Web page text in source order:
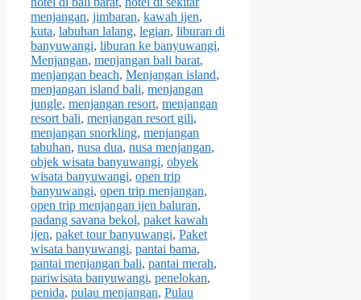
menjangan, jimbaran, kawah ijen,
kuta, labuhan lalang, legian, liburan di
banyuwangi, liburan ke banyuwangi,
Menjangan, menjangan bali barat,
menjangan beach, Menjangan island,
menjangan island bali, menjangan
jungle, menjangan resort, menjangan
resort bali, menjangan resort gili,
menjangan snorkling, menjangan
tabuhan, nusa dua, nusa menjangan,
objek wisata banyuwangi, obyek
wisata banyuwangi, open trip
banyuwangi, open trip menjangan,
open trip menjangan ijen baluran,
padang savana bekol, paket kawah
ijen, paket tour banyuwangi, Paket
wisata banyuwangi, pantai bama,
pantai menjangan bali, pantai merah,
pariwisata banyuwangi, penelokan,
penida, pulau menjangan, Pulau